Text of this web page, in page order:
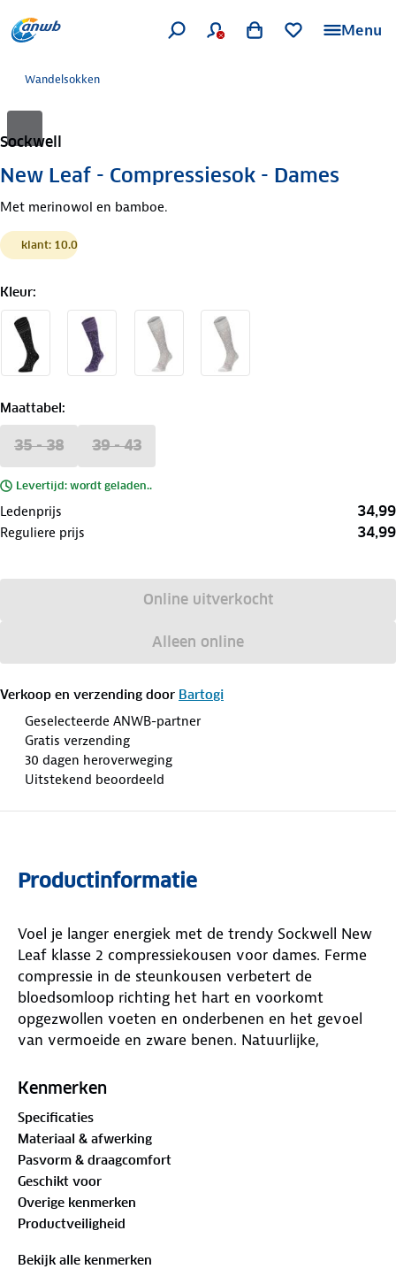
Menu
Wandelsokken
Sockwell
New Leaf - Compressiesok - Dames
Met merinowol en bamboe.
klant: 10.0
Kleur:
Maattabel:
35 - 38 39 - 43
Levertijd: wordt geladen..
Ledenprijs 34,99
Reguliere prijs 34,99
Online uitverkocht
Alleen online
Verkoop en verzending door Bartogi
Geselecteerde ANWB-partner
Gratis verzending
30 dagen heroverweging
Uitstekend beoordeeld
Productinformatie
Voel je langer energiek met de trendy Sockwell New
Leaf klasse 2 compressiekousen voor dames. Ferme
compressie in de steunkousen verbetert de
bloedsomloop richting het hart en voorkomt
opgezwollen voeten en onderbenen en het gevoel
van vermoeide en zware benen. Natuurlijke,
draagcomfort.
Kenmerken
Specificaties
Materiaal & afwerking
Pasvorm & draagcomfort
Geschikt voor
Overige kenmerken
Productveiligheid
Bekijk alle kenmerken